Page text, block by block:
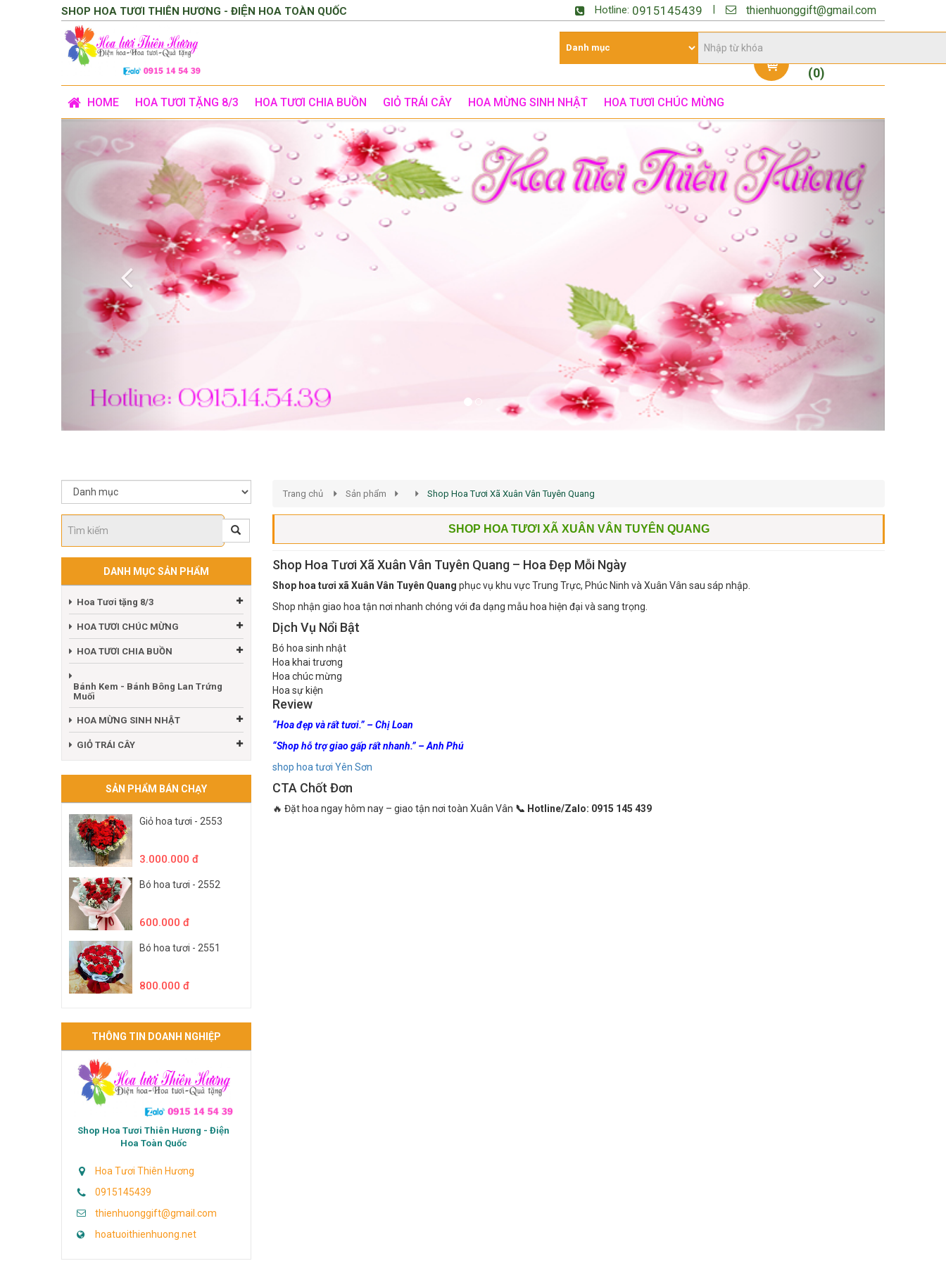
SHOP HOA TƯƠI THIÊN HƯƠNG - ĐIỆN HOA TOÀN QUỐC Hotline: 0915145439 thienhuonggift@gmail.com
(0)
HOME HOA TƯƠI TẶNG 8/3 HOA TƯƠI CHIA BUỒN GIỎ TRÁI CÂY HOA MỪNG SINH NHẬT HOA TƯƠI CHÚC MỪNG
Previous
DANH MỤC SẢN PHẨM
Hoa Tươi tặng 8/3
HOA TƯƠI CHÚC MỪNG
HOA TƯƠI CHIA BUỒN
Bánh Kem - Bánh Bông Lan Trứng
Muối
HOA MỪNG SINH NHẬT
GIỎ TRÁI CÂY
SẢN PHẨM BÁN CHẠY
Giỏ hoa tươi - 2553
3.000.000 đ
Bó hoa tươi - 2552
600.000 đ
Bó hoa tươi - 2551
800.000 đ
THÔNG TIN DOANH NGHIỆP
Shop Hoa Tươi Thiên Hương - Điện
Hoa Toàn Quốc
Hoa Tươi Thiên Hương
0915145439
thienhuonggift@gmail.com
hoatuoithienhuong.net
Trang chủ Sản phẩm Shop Hoa Tươi Xã Xuân Vân Tuyên Quang
SHOP HOA TƯƠI XÃ XUÂN VÂN TUYÊN QUANG
Shop Hoa Tươi Xã Xuân Vân Tuyên Quang – Hoa Đẹp Mỗi Ngày
Shop hoa tươi xã Xuân Vân Tuyên Quang phục vụ khu vực Trung Trực, Phúc Ninh và Xuân Vân sau sáp nhập.
Shop nhận giao hoa tận nơi nhanh chóng với đa dạng mẫu hoa hiện đại và sang trọng.
Dịch Vụ Nổi Bật
Bó hoa sinh nhật
Hoa khai trương
Hoa chúc mừng
Hoa sự kiện
Review
“Hoa đẹp và rất tươi.” – Chị Loan
“Shop hỗ trợ giao gấp rất nhanh.” – Anh Phú
shop hoa tươi Yên Sơn
CTA Chốt Đơn
🔥 Đặt hoa ngay hôm nay – giao tận nơi toàn Xuân Vân 📞 Hotline/Zalo: 0915 145 439